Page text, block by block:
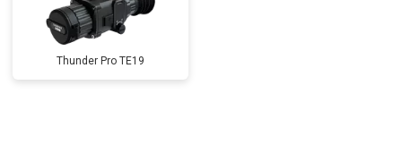
Thunder Pro TE19